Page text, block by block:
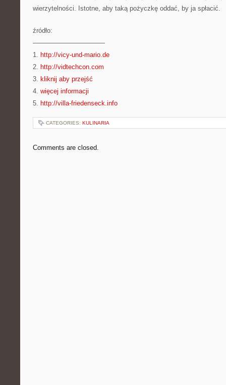
wierzytelności. Istotne, aby taką pożyczkę oddać, by ja spłacić.
źródło:
———————————
1. http://vicy-und-mario.de
2. http://vidtechcon.com
3. kliknij aby przejść
4. więcej informacji
5. http://villa-friedenseck.info
CATEGORIES: KULINARIA
Comments are closed.